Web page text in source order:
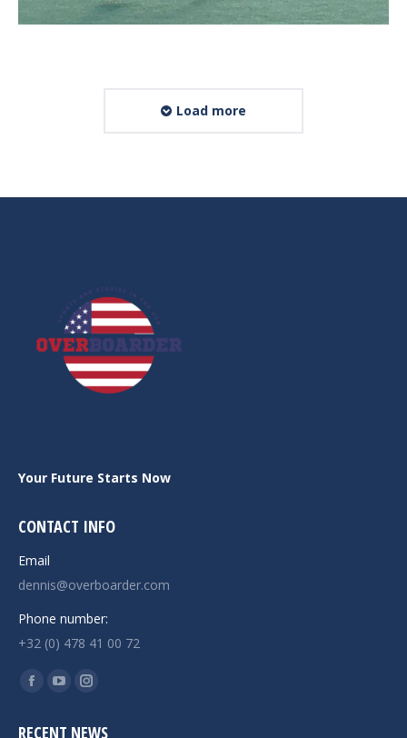
Load more
Your Future Starts Now
CONTACT INFO
Email
dennis@overboarder.com
Phone number:
+32 (0) 478 41 00 72
Find us on:
Facebook
YouTubeInstagram
RECENT NEWS